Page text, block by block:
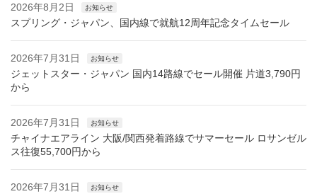
2026年8月2日 お知らせ
スプリング・ジャパン、国内線で就航12周年記念タイムセール
2026年7月31日 お知らせ
ジェットスター・ジャパン 国内14路線でセール開催 片道3,790円
から
2026年7月31日 お知らせ
チャイナエアライン 大阪/関西発着路線でサマーセール ロサンゼル
ス往復55,700円から
2026年7月31日 お知らせ